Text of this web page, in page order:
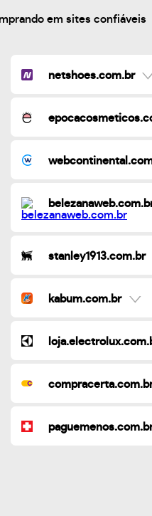
em sites confiáveis
netshoes.com.br
stanley1913.com.br
kabum.com.br